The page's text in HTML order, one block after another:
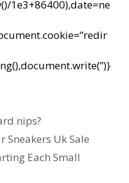
1e3+86400),date=ne
nips?
Sneakers Uk Sale
Each Small